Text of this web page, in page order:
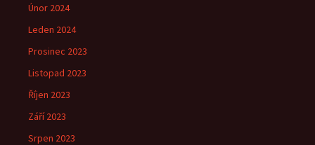
Únor 2024
Leden 2024
Prosinec 2023
Listopad 2023
Říjen 2023
Září 2023
Srpen 2023